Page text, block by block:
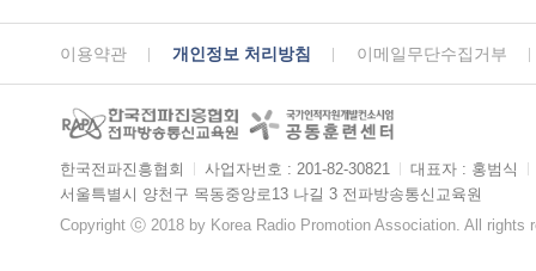
이용약관 개인정보 처리방침 이메일무단수집거부
한국전파진흥협회 사업자번호 : 201-82-30821 대표자 : 홍범식
서울특별시 양천구 목동중앙로13 나길 3 전파방송통신교육원
Copyright ⓒ 2018 by Korea Radio Promotion Association. All rights